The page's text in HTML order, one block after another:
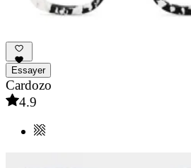
Essayer
Cardozo
4.9